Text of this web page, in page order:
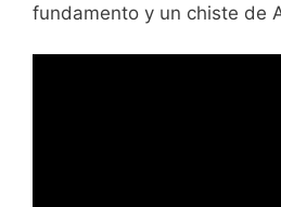
fundamento y un chiste de